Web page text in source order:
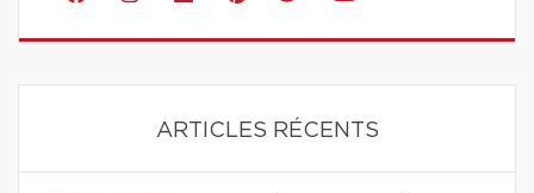
ARTICLES RÉCENTS